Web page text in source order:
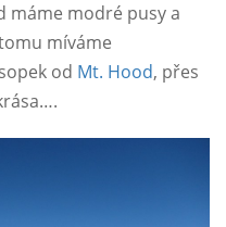
máme modré pusy a
míváme
od Mt. Hood, přes